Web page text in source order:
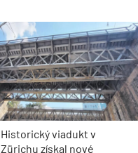
Historický viadukt v
Zürichu získal nové